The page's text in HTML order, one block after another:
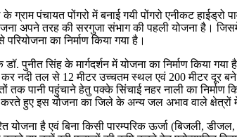
पंचायत पोंगरो में बनाई गयी पोंगरो एनीकट
अपने तरह की सरगुजा संभाग की पहली योजना है।
का निर्माण किया गया है।
सिंह के मार्गदर्शन में योजना का निर्माण किया गया
कर नदी तल से 12 मीटर उच्चतम स्थल एवं 200 मीटर
पानी पहुंचाने हेतु पक्के सिंचाई नहर नाली का
हुए इस योजना का जिले के अन्य जल अभाव वाले क्षेत्रों में
है एवं बिना किसी पारम्परिक ऊर्जा (बिजली,